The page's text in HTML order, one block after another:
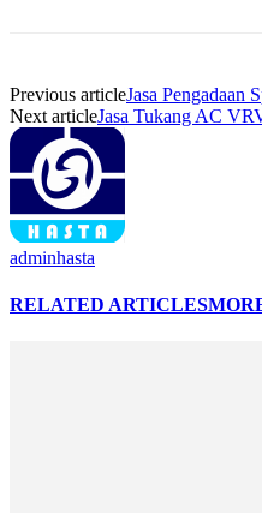
Previous articleJasa Pengadaan
Next articleJasa Tukang AC
adminhasta
RELATED ARTICLES